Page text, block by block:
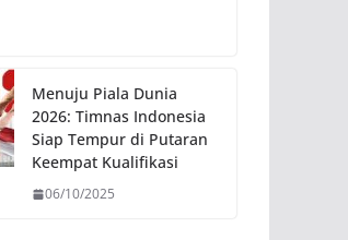
Menuju Piala Dunia
2026: Timnas Indonesia
Siap Tempur di Putaran
Keempat Kualifikasi
06/10/2025